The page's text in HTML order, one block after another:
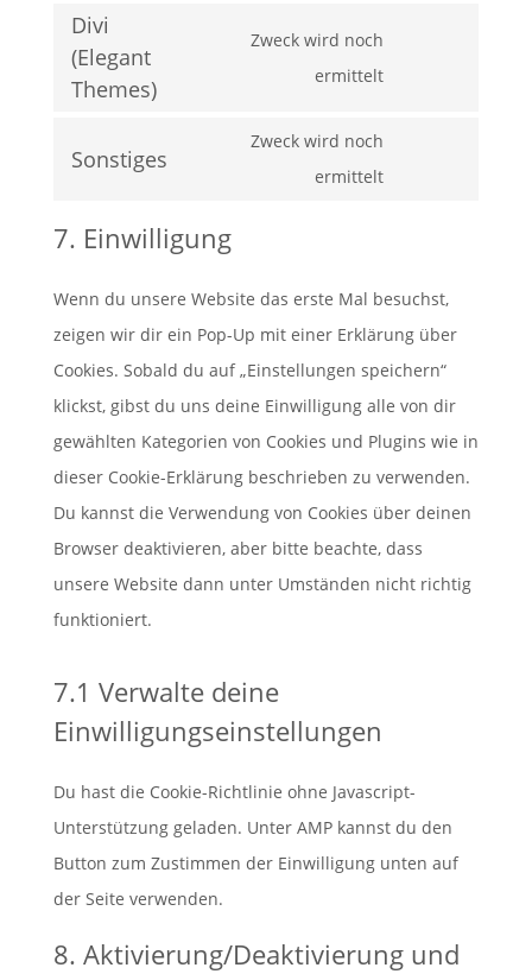
Divi
(Elegant
Themes)
Zweck wird noch
ermittelt
Sonstiges
Zweck wird noch
ermittelt
7. Einwilligung
Wenn du unsere Website das erste Mal besuchst,
zeigen wir dir ein Pop-Up mit einer Erklärung über
Cookies. Sobald du auf „Einstellungen speichern“
klickst, gibst du uns deine Einwilligung alle von dir
gewählten Kategorien von Cookies und Plugins wie in
dieser Cookie-Erklärung beschrieben zu verwenden.
Du kannst die Verwendung von Cookies über deinen
Browser deaktivieren, aber bitte beachte, dass
unsere Website dann unter Umständen nicht richtig
funktioniert.
7.1 Verwalte deine
Einwilligungseinstellungen
Du hast die Cookie-Richtlinie ohne Javascript-
Unterstützung geladen. Unter AMP kannst du den
Button zum Zustimmen der Einwilligung unten auf
der Seite verwenden.
8. Aktivierung/Deaktivierung und